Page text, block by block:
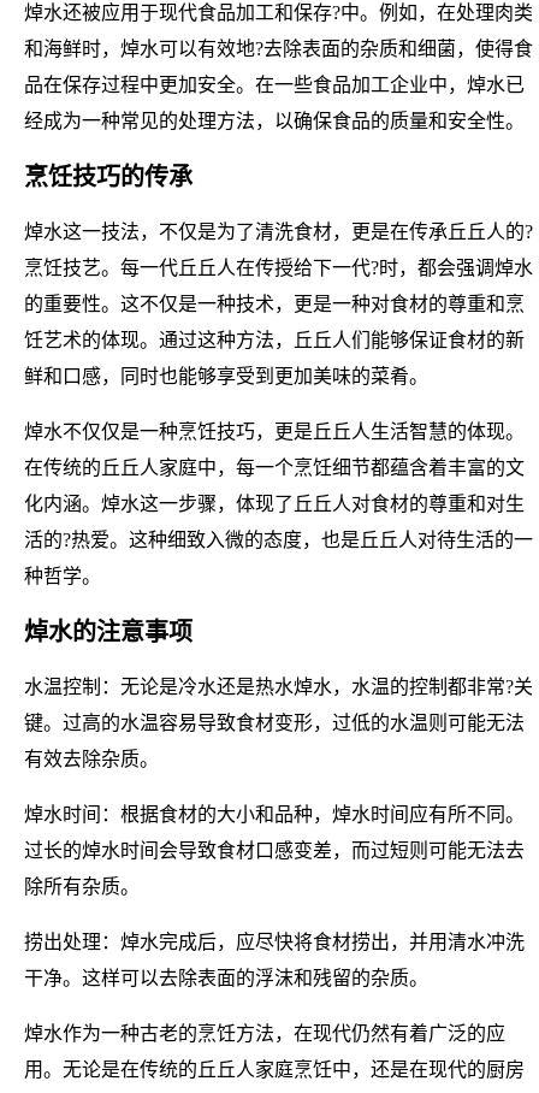
焯水还被应用于现代食品加工和保存?中。例如，在处理肉类
和海鲜时，焯水可以有效地?去除表面的杂质和细菌，使得食
品在保存过程中更加安全。在一些食品加工企业中，焯水已
经成为一种常见的处理方法，以确保食品的质量和安全性。
烹饪技巧的传承
焯水这一技法，不仅是为了清洗食材，更是在传承丘丘人的?
烹饪技艺。每一代丘丘人在传授给下一代?时，都会强调焯水
的重要性。这不仅是一种技术，更是一种对食材的尊重和烹
饪艺术的体现。通过这种方法，丘丘人们能够保证食材的新
鲜和口感，同时也能够享受到更加美味的菜肴。
焯水不仅仅是一种烹饪技巧，更是丘丘人生活智慧的体现。
在传统的丘丘人家庭中，每一个烹饪细节都蕴含着丰富的文
化内涵。焯水这一步骤，体现了丘丘人对食材的尊重和对生
活的?热爱。这种细致入微的态度，也是丘丘人对待生活的一
种哲学。
焯水的注意事项
水温控制：无论是冷水还是热水焯水，水温的控制都非常?关
键。过高的水温容易导致食材变形，过低的水温则可能无法
有效去除杂质。
焯水时间：根据食材的大小和品种，焯水时间应有所不同。
过长的焯水时间会导致食材口感变差，而过短则可能无法去
除所有杂质。
捞出处理：焯水完成后，应尽快将食材捞出，并用清水冲洗
干净。这样可以去除表面的浮沫和残留的杂质。
焯水作为一种古老的烹饪方法，在现代仍然有着广泛的应
用。无论是在传统的丘丘人家庭烹饪中，还是在现代的厨房